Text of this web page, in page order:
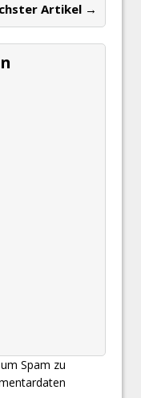
Artikel →
Spam zu